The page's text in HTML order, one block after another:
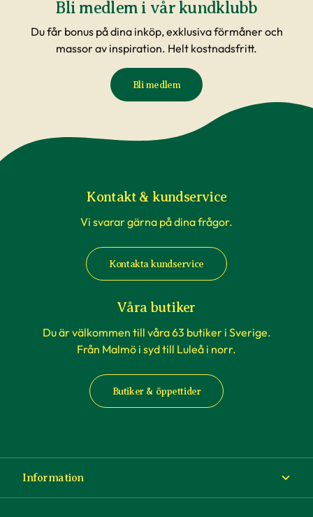
Bli medlem i vår kundklubb
Du får bonus på dina inköp, exklusiva förmåner och
massor av inspiration. Helt kostnadsfritt.
Bli medlem
Kontakt & kundservice
Vi svarar gärna på dina frågor.
Kontakta kundservice
Våra butiker
Du är välkommen till våra 63 butiker i Sverige.
Från Malmö i syd till Luleå i norr.
Butiker & öppettider
Information